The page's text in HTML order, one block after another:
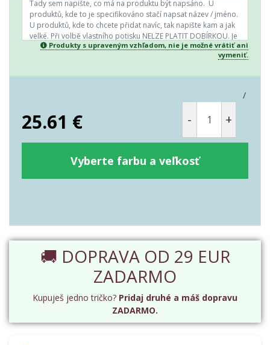
Produkty s upraveným vzhľadom, nie je možné vrátiť ani
vymeniť.
/
25.61 € - +
Vyberte farbu a veľkosť
🚚 DOPRAVA OD 29 EUR
ZADARMO
Kupuješ jedno tričko? Pridaj druhé a máš dopravu
ZADARMO.